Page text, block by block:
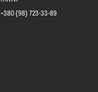
+380 (98) 723-33-89